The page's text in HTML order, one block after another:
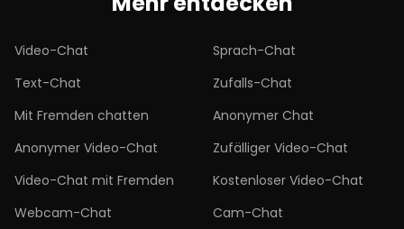
Video-Chat
Sprach-Chat
Text-Chat
Zufalls-Chat
Mit Fremden chatten
Anonymer Chat
Anonymer Video-Chat
Zufälliger Video-Chat
Video-Chat mit Fremden
Kostenloser Video-Chat
Webcam-Chat
Cam-Chat